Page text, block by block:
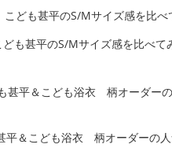
ども甚平のS/Mサイズ感を比べて
平＆こども浴衣 柄オーダーの